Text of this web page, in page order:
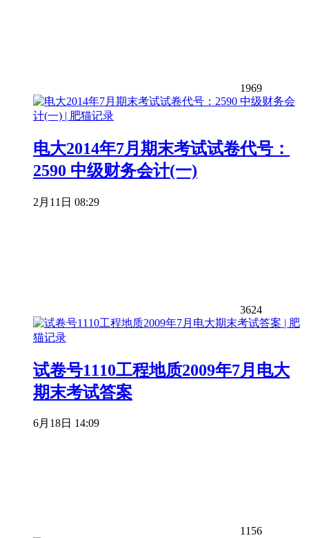
1969
电大2014年7月期末考试试卷代号：
2590 中级财务会计(一)
2月11日 08:29
3624
试卷号1110工程地质2009年7月电大
期末考试答案
6月18日 14:09
1156